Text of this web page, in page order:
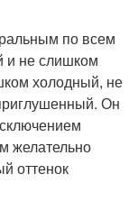
по всем
и не слишком
холодный, не
Он
желательно
оттенок